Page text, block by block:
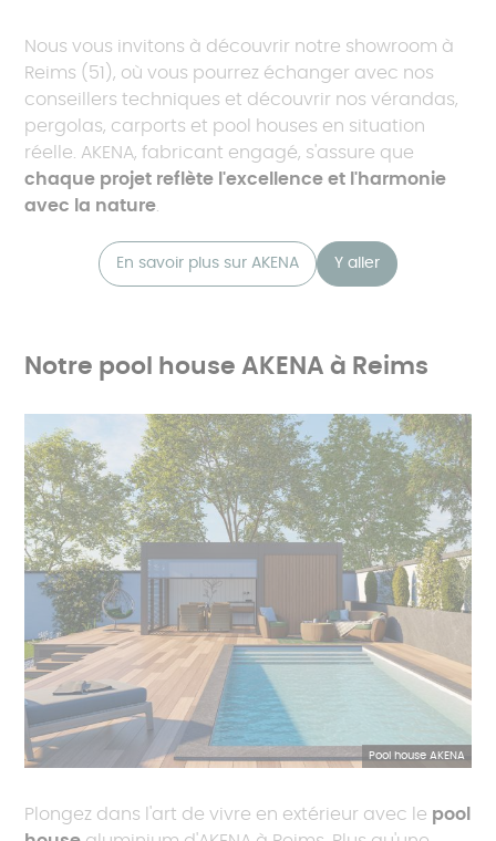
Nous vous invitons à découvrir notre showroom à
Reims (51), où vous pourrez échanger avec nos
conseillers techniques et découvrir nos vérandas,
pergolas, carports et pool houses en situation
réelle. AKENA, fabricant engagé, s'assure que
chaque projet reflète l'excellence et l'harmonie
avec la nature
En savoir plus sur AKENA Y aller
Notre pool house AKENA à Reims
Pool house AKENA
Plongez dans l'art de vivre en extérieur avec le pool